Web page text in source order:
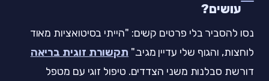
עושים?
נסו להסביר בלי פרטים קשים: "הייתי בסיטואציות מאוד
לוחצות, והגוף שלי עדיין מגיב." תקשורת זוגית בריאה
דורשת סבלנות משני הצדדים. טיפול זוגי עם מטפל